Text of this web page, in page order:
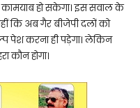
में कामयाब हो सकेगा। इस सवाल के
कि अब गैर बीजेपी दलों को
पेश करना ही पड़ेगा। लेकिन
कौन होगा।